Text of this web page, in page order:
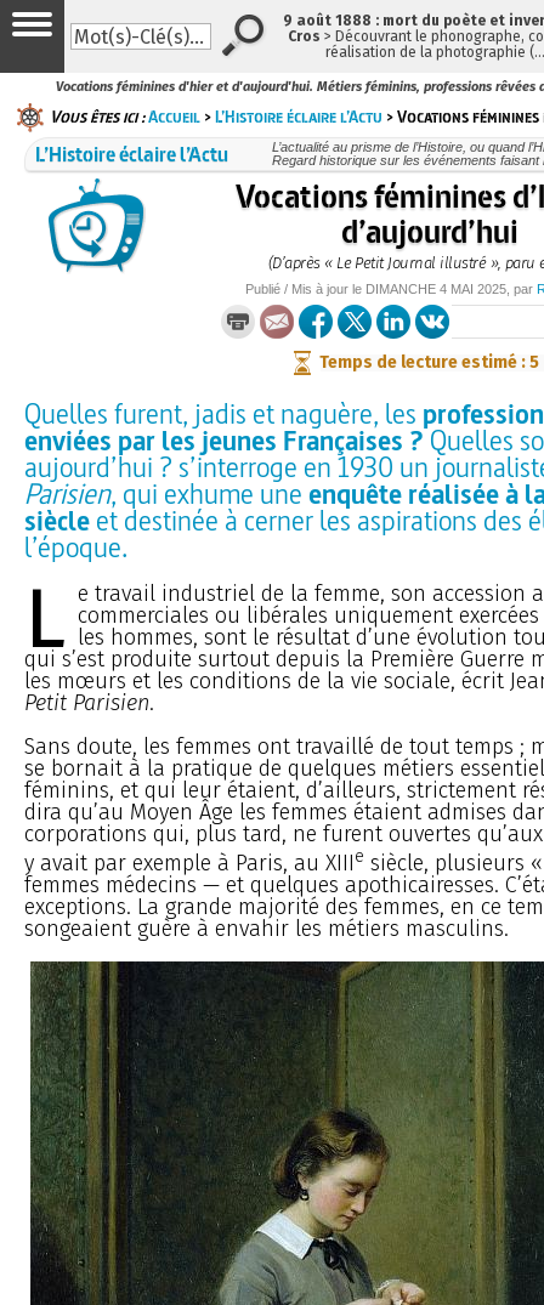
Vocations féminines d'hier et d'aujourd'hui. Métiers féminins, professions rêvées
Vous êtes ici :Accueil >L’Histoire éclaire l’Actu > Vocations
L’Histoire éclaire l’Actu
L’actualité au prisme de l’Histoire, ou quand
Regard historique sur les événements faisant
Vocations féminines
d’aujourd’hui
(D’après « Le Petit Journal illustré », paru
Publié / Mis à jour le DIMANCHE 4 MAI 2025 , par
Temps de lecture estimé : 5
Quelles furent, jadis et naguère, les
enviées par les jeunes Françaises ?Quelles
aujourd’hui ? s’interroge en 1930 un
Parisien, qui exhume uneenquête réalisée à
siècleet destinée à cerner les aspirations des
l’époque.
L e travail industriel de la femme, son accession
commerciales ou libérales uniquement
les hommes, sont le résultat d’une évolution
qui s’est produite surtout depuis la Première Guerre
les mœurs et les conditions de la vie sociale, écrit
Petit Parisien.
Sans doute, les femmes ont travaillé de tout temps ;
se bornait à la pratique de quelques métiers
féminins, et qui leur étaient, d’ailleurs, strictement
dira qu’au Moyen Âge les femmes étaient admises
corporations qui, plus tard, ne furent ouvertes
y avait par exemple à Paris, au XIIIe siècle, plusieurs
femmes médecins — et quelques apothicairesses.
exceptions. La grande majorité des femmes, en ce
songeaient guère à envahir les métiers masculins.
9 août 1888 : mort du poète et
Cros > Découvrant le phonographe,
réalisation de la photographie